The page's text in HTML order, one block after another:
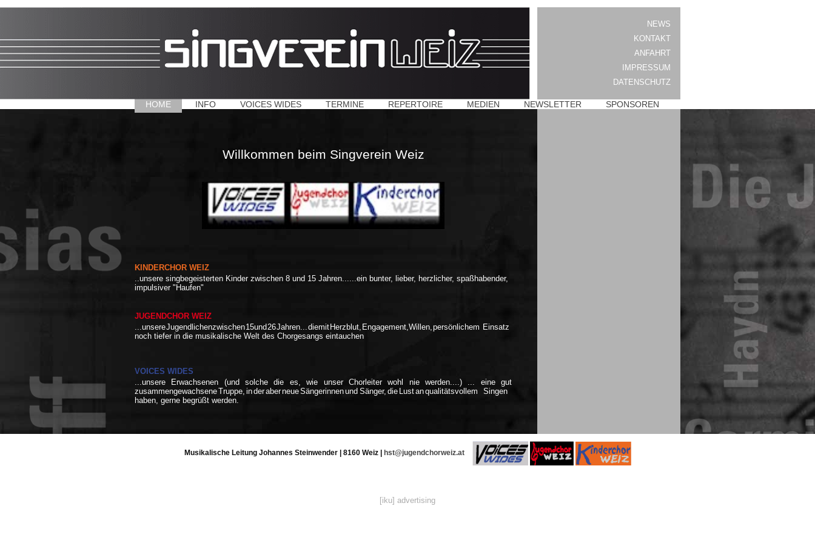
NEWS
KONTAKT
ANFAHRT
IMPRESSUM
DATENSCHUTZ
HOME INFO VOICES WIDES TERMINE REPERTOIRE MEDIEN NEWSLETTER SPONSOREN
Willkommen beim Singverein Weiz
KINDERCHOR WEIZ
..unsere singbegeisterten Kinder zwischen 8 und 15 Jahren......ein bunter, lieber, herzlicher, spaßhabender,
impulsiver "Haufen"
JUGENDCHOR WEIZ
...unsereJugendlichenzwischen15und26Jahren...diemit Herzblut, Engagement,Willen,persönlichem Einsatz
noch tiefer in die musikalische Welt des Chorgesangs eintauchen
VOICES WIDES
...unsere
Erwachsenen (und solche die es, wie unser Chorleiter wohl nie werden....) ... eine
gut
zusammengewachseneTruppe, inderaberneueSängerinnenund Sänger, die Lustanqualitätsvollem
Singen
haben, gerne begrüßt werden.
Musikalische Leitung Johannes Steinwender | 8160 Weiz | hst@jugendchorweiz.at
[iku] advertising